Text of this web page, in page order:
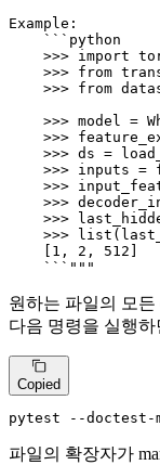
Example:
    ```python
>>> import
>>> from
>>> from
>>> model =
>>>
>>> ds =
>>> inputs =
>>>
>>>
>>>
>>>
    [1, 2, 512]
    ```"""
원하는 파일의 모든
다음 명령을 실행하
Copied
pytest --doctest-
파일의 확장자가